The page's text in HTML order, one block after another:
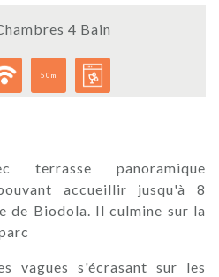
4 Bain
50m
terrasse panoramique
accueillir jusqu'à 8
de Biodola. Il culmine sur la
vagues s'écrasant sur les